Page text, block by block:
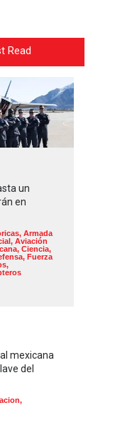
Read
un
en
, Armada
, Aviación
, Ciencia,
, Fuerza
,
mexicana
del
,